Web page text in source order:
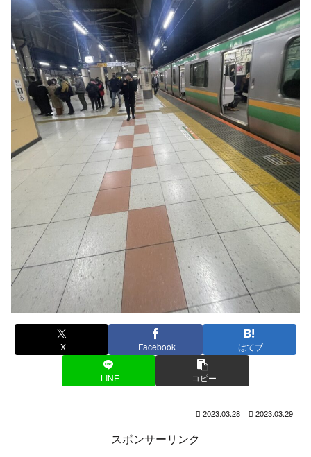
X Facebook はてブ
LINE コピー
2023.03.28 2023.03.29
スポンサーリンク